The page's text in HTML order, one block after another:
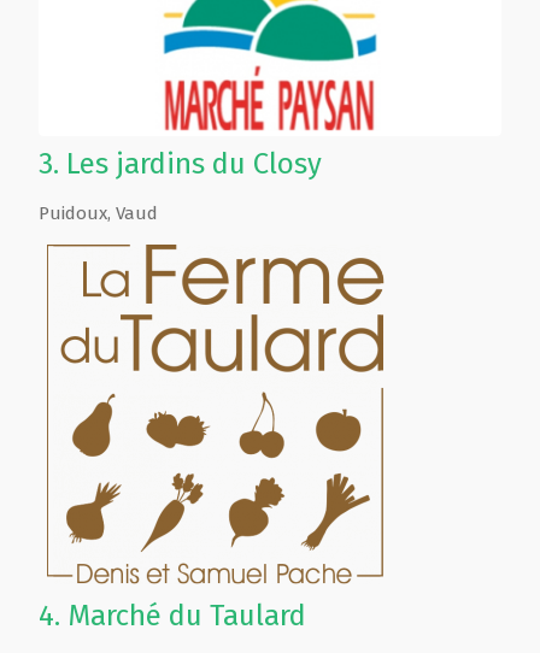
3. Les jardins du Closy
Puidoux, Vaud
4. Marché du Taulard